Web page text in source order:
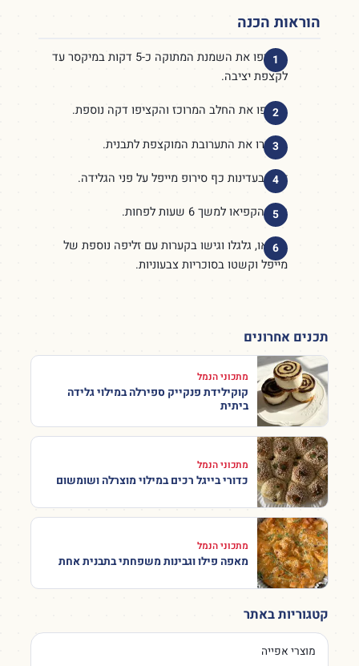
הוראות הכנה
הקציפו את השמנת המתוקה כ-5 דקות במיקסר עד
לקצפת יציבה.
הוסיפו את החלב המרוכז והקציפו דקה נוספת.
העבירו את התערובת המוקצפת לתבנית.
זלפו בעדינות כף סירופ מייפל על פני הגלידה.
כסו והקפיאו למשך 6 שעות לפחות.
הוציאו, גלגלו וגישו בקערות עם זליפה נוספת של
מייפל וקשטו בסוכריות צבעוניות.
תכנים אחרונים
מתכוני הנמל
קוקילידת פנקייק ספירלה במילוי גלידה
ביתית
מתכוני הנמל
כדורי בייגל רכים במילוי מוצרלה ושומשום
מתכוני הנמל
מאפה פילו וגבינות משפחתי בתבנית אחת
קטגוריות באתר
מוצרי אפייה